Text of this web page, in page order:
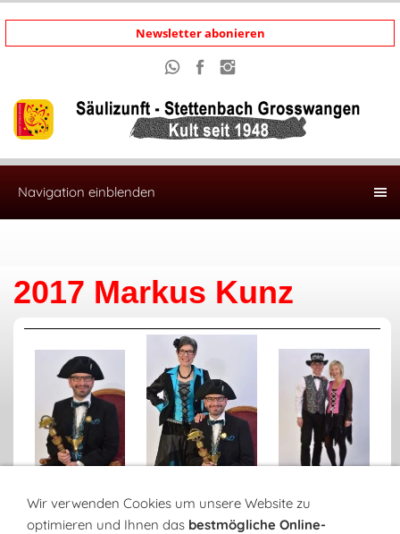
Newsletter abonieren
Navigation einblenden
2017 Markus Kunz
Zunftmeister
Zunftmeisterpaar
Kanzlerpaar
Wir verwenden Cookies um unsere Website zu
optimieren und Ihnen das bestmögliche Online-